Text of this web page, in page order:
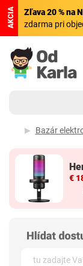
AKCIA Zľava 20 % na
zdarma pri
Bazár
€